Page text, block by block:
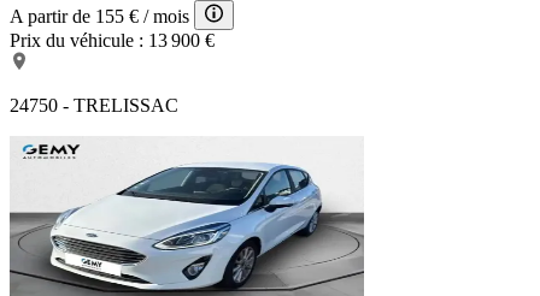
A partir de 155 € / mois
Prix du véhicule : 13 900 €
24750 - TRELISSAC